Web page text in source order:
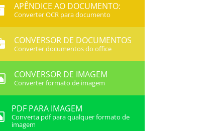
APÊNDICE AO DOCUMENTO:
Converter OCR para documento
CONVERSOR DE DOCUMENTOS
Converter documentos do office
CONVERSOR DE IMAGEM
Converter formato de imagem
PDF PARA IMAGEM
Converta pdf para qualquer formato de
imagem